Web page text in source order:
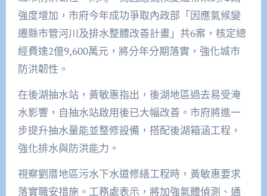
強度增加，市府今年成功爭取內政部「因應氣候變
遷縣市管河川及排水整體改善計畫」共6案，核定總
經費達2億9,600萬元，將分年分期落實，強化城市
防洪韌性。
在後湖抽水站，黃敏惠指出，後湖地區過去易受淹
水影響，自抽水站啟用後已大幅改善。市府將進一
步提升抽水量能並整修設備，搭配後湖箱涵工程，
強化排水與防洪能力。
視察劉厝地區污水下水道修繕工程時，黃敏惠要求
落實職安措施。工務處表示，將加強氣體偵測、通